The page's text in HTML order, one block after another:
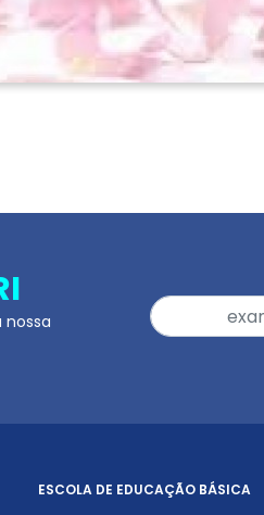
ESCOLA DE EDUCAÇÃO BÁSICA